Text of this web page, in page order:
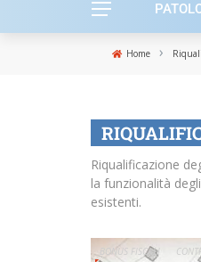
Home ›
Riqualificazione
la funzionalità
esistenti.
BONUS FISCALI